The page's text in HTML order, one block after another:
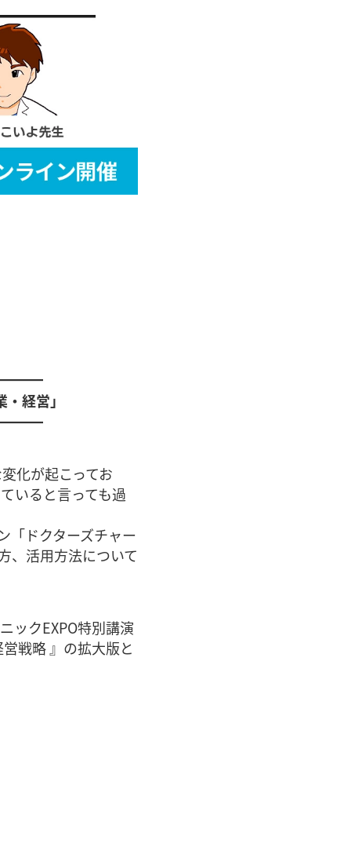
経営」
化が起こってお
いると言っても過
「ドクターズチャー
、活用方法について
ックEXPO特別講演
戦略 』の拡大版と